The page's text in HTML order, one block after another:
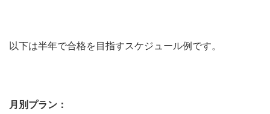
以下は半年で合格を目指すスケジュール例です。
月別プラン：